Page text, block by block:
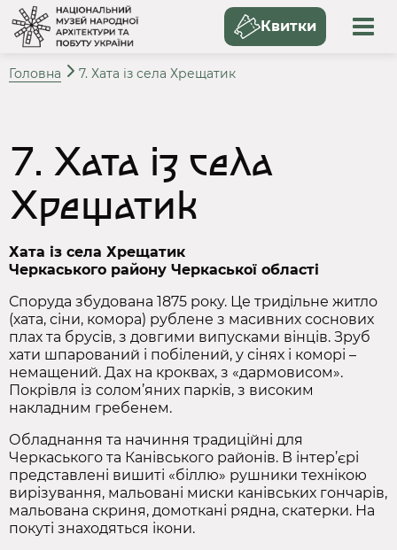
Квитки
Головна 7. Хата із села Хрещатик
7. Хата із села
Хрещатик
Хата із села Хрещатик
Черкаського району Черкаської області
Споруда збудована 1875 року. Це тридільне житло
(хата, сіни, комора) рублене з масивних соснових
плах та брусів, з довгими випусками вінців. Зруб
хати шпарований і побілений, у сінях і коморі –
немащений. Дах на кроквах, з «дармовисом».
Покрівля із солом’яних парків, з високим
накладним гребенем.
Обладнання та начиння традиційні для
Черкаського та Канівського районів. В інтер’єрі
представлені вишиті «біллю» рушники технікою
вирізування, мальовані миски канівських гончарів,
мальована скриня, домоткані рядна, скатерки. На
покуті знаходяться ікони.